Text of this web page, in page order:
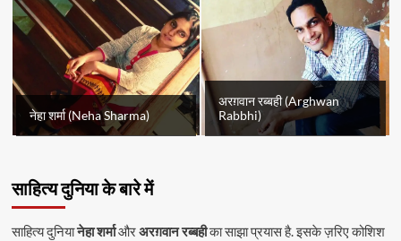
नेहा शर्मा (Neha Sharma)
अरग़वान रब्बही (Arghwan
Rabbhi)
साहित्य दुनिया के बारे में
साहित्य दुनियानेहा शर्माऔरअरग़वान रब्बहीका साझा प्रयास है. इसके ज़रिए कोशिश